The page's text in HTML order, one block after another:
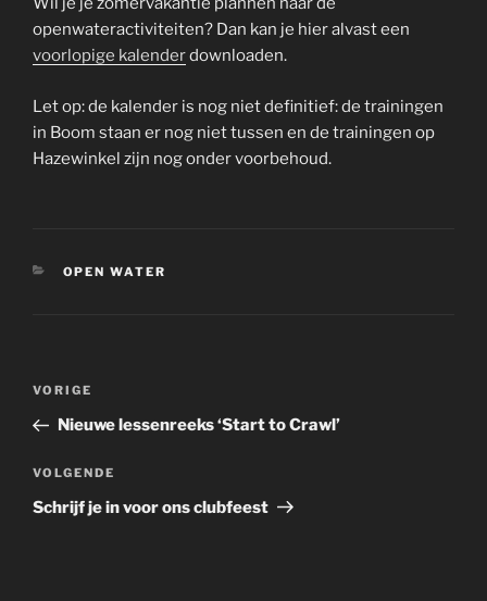
openwateractiviteiten? Dan kan je hier alvast een
voorlopige kalenderdownloaden.
Let op: de kalender is nog niet definitief: de trainingen
in Boom staan er nog niet tussen en de trainingen op
Hazewinkel zijn nog onder voorbehoud.
CATEGORIEËN
OPEN WATER
Berichtnavigatie
Vorig
bericht
VORIGE
Nieuwe lessenreeks ‘Start to Crawl’
Volgend
bericht
VOLGENDE
Schrijf je in voor ons clubfeest